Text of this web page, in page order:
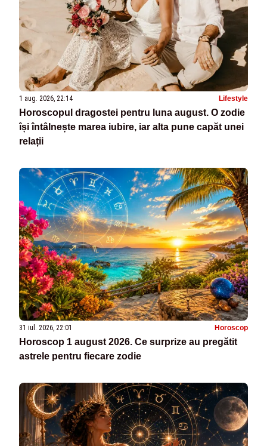
1 aug. 2026, 22:14 Lifestyle
Horoscopul dragostei pentru luna august. O zodie
își întâlnește marea iubire, iar alta pune capăt unei
relații
31 iul. 2026, 22:01 Horoscop
Horoscop 1 august 2026. Ce surprize au pregătit
astrele pentru fiecare zodie